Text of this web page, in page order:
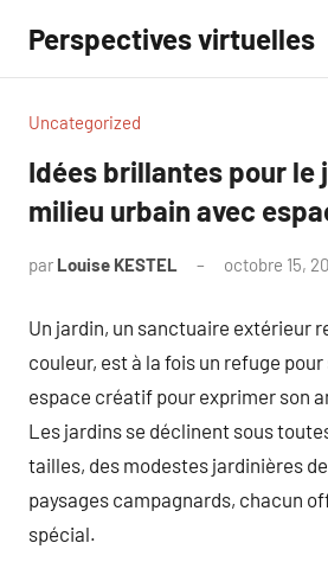
contenu
Perspectives virtuelles
Uncategorized
Idées brillantes pour le
milieu urbain avec
par Louise KESTEL octobre 15,
Un jardin, un sanctuaire extérieur
couleur, est à la fois un refuge
espace créatif pour exprimer son
Les jardins se déclinent sous
tailles, des modestes jardinières
paysages campagnards, chacun
spécial.